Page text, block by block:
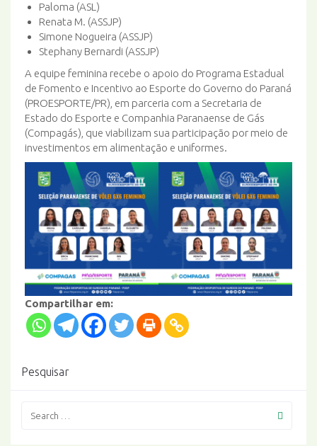
Paloma (ASL)
Renata M. (ASSJP)
Simone Nogueira (ASSJP)
Stephany Bernardi (ASSJP)
A equipe feminina recebe o apoio do Programa Estadual
de Fomento e Incentivo ao Esporte do Governo do Paraná
(PROESPORTE/PR), em parceria com a Secretaria de
Estado do Esporte e Companhia Paranaense de Gás
(Compagás), que viabilizam sua participação por meio de
investimentos em alimentação e uniformes.
Compartilhar em:
Pesquisar